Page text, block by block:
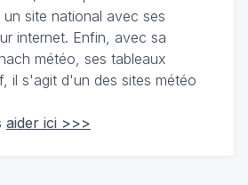
site national avec ses
internet. Enfin, avec sa
météo, ses tableaux
il s'agit d'un des sites météo
aider ici >>>